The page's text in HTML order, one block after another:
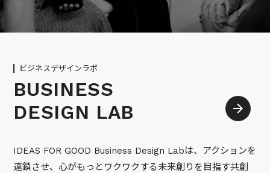
ビジネスデザインラボ
BUSINESS
DESIGN LAB
IDEAS FOR GOOD Business Design Labは、アクションを
連鎖させ、心がもっとワクワクする未来創りを目指す共創